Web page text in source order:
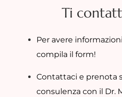
Ti
Per avere
compila il form!
Contattaci e prenota
consulenza con il Dr.